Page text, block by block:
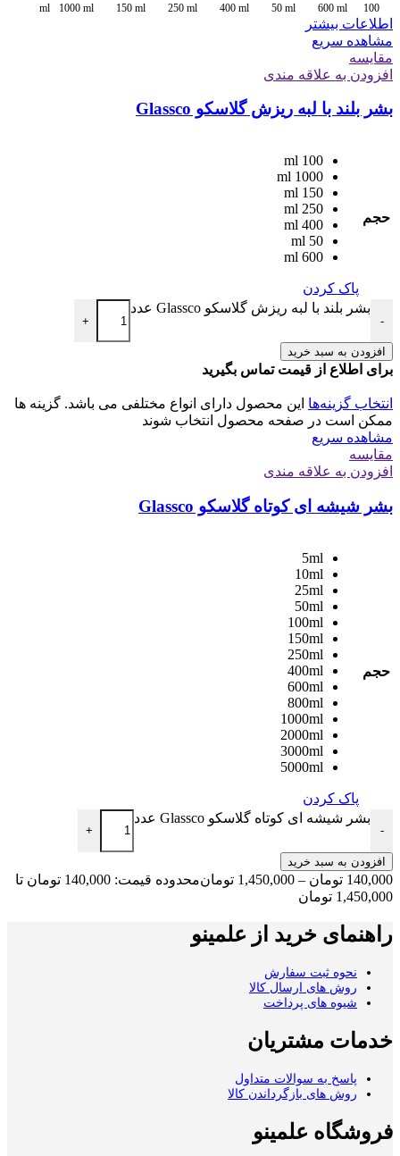
100 ml
1000 ml 150 ml 250 ml 400 ml 50 ml 600 ml
اطلاعات بیشتر
مشاهده سریع
مقایسه
افزودن به علاقه مندی
بشر بلند با لبه ریزش گلاسکو Glassco
حجم
100 ml
1000 ml
150 ml
250 ml
400 ml
50 ml
600 ml
پاک کردن
-
بشر بلند با لبه ریزش گلاسکو Glassco عدد
+
افزودن به سبد خرید
برای اطلاع از قیمت تماس بگیرید
انتخاب گزینه‌ها این محصول دارای انواع مختلفی می باشد. گزینه ها
ممکن است در صفحه محصول انتخاب شوند
مشاهده سریع
مقایسه
افزودن به علاقه مندی
بشر شیشه ای کوتاه گلاسکو Glassco
حجم
5ml
10ml
25ml
50ml
100ml
150ml
250ml
400ml
600ml
800ml
1000ml
2000ml
3000ml
5000ml
پاک کردن
-
بشر شیشه ای کوتاه گلاسکو Glassco عدد
+
افزودن به سبد خرید
140,000 تومان –
1,450,000 تومان
محدوده قیمت: 140,000 تومان تا
1,450,000 تومان
راهنمای خرید از علمینو
نحوه ثبت سفارش
روش های ارسال کالا
شیوه های پرداخت
خدمات مشتریان
پاسخ به سوالات متداول
روش های بازگرداندن کالا
فروشگاه علمینو